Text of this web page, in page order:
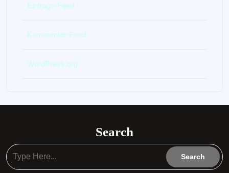
Eintrags-Feed
Kommentar-Feed
WordPress.org
Search